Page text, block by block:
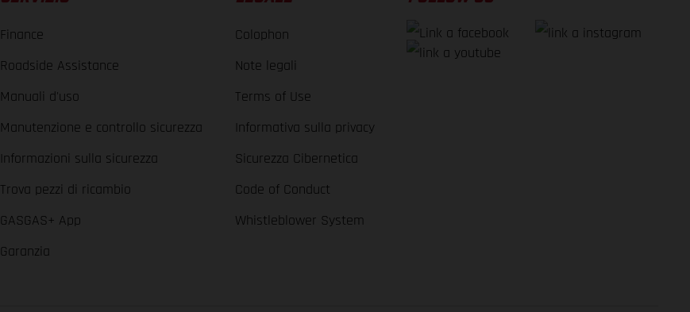
Finance
Roadside Assistance
Manuali d'uso
Manutenzione e controllo sicurezza
Informazioni sulla sicurezza
Trova pezzi di ricambio
GASGAS+ App
Garanzia
Colophon
Note legali
Terms of Use
Informativa sulla privacy
Sicurezza Cibernetica
Code of Conduct
Whistleblower System